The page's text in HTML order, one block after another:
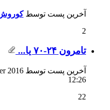
آخرین پست توسط
2
تامرون ۲۴-۷۰ یا...
آخرین پست توسط 2016
12:26
22